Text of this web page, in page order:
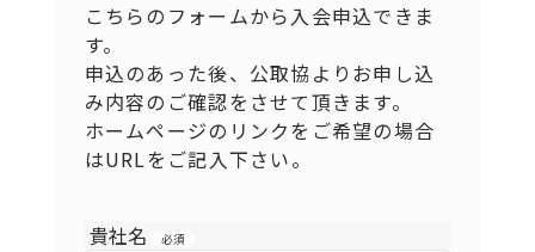
こちらのフォームから入会申込できま
す。
申込のあった後、公取協よりお申し込
み内容のご確認をさせて頂きます。
ホームページのリンクをご希望の場合
はURLをご記入下さい。
貴社名 必須